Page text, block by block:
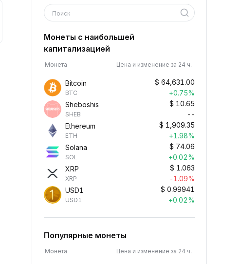
Поиск
Монеты с наибольшей
капитализацией
Монета Цена и изменение за 24 ч.
Bitcoin
BTC
$ 64,631.00
+0.75%
Sheboshis
SHEB
$ 10.65
--
Ethereum
ETH
$ 1,909.35
+1.98%
Solana
SOL
$ 74.06
+0.02%
XRP
XRP
$ 1.063
-1.09%
USD1
USD1
$ 0.99941
+0.02%
Популярные монеты
Монета Цена и изменение за 24 ч.